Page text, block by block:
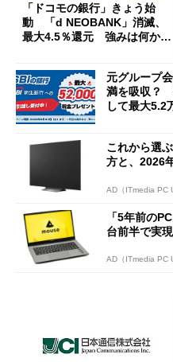
「ドコモの銀行」きょう始
動 「d NEOBANK」消滅、
最大4.5％還元 強みは何か解
元グループ
満を吸収？
して最大5.2
これから選
方と、2026
AD（ITmedia PC
「5年前の
台前半で実
AD（ITmedia PC